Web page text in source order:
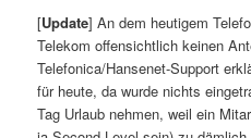
[Update] An dem heutigem
Telekom offensichtlich keinen
Telefonica/Hansenet-Support
für heute, da wurde nichts
Tag Urlaub nehmen, weil ein